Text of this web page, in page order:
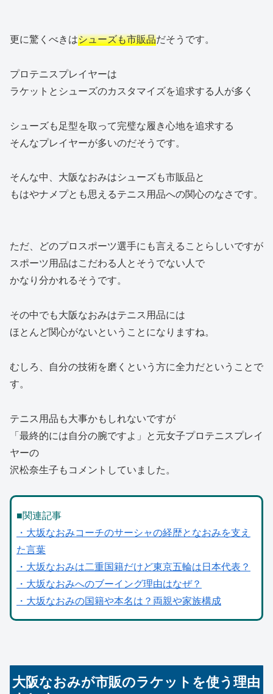
更に驚くべきはシューズも市販品だそうです。
プロテニスプレイヤーは
ラケットとシューズのカスタマイズを追求する人が多く
シューズも足型を取って完璧な履き心地を追求する
そんなプレイヤーが多いのだそうです。
そんな中、大阪なおみはシューズも市販品と
もはやナメプとも思えるテニス用品への関心のなさです。
ただ、どのプロスポーツ選手にも言えることらしいですが
スポーツ用品はこだわる人とそうでない人で
かなり分かれるそうです。
その中でも大阪なおみはテニス用品には
ほとんど関心がないということになりますね。
むしろ、自分の技術を磨くという方に全力だということで
す。
テニス用品も大事かもしれないですが
「最終的には自分の腕ですよ」と元女子プロテニスプレイ
ヤーの
沢松奈生子もコメントしていました。
■関連記事
・大坂なおみコーチのサーシャの経歴となおみを支え
た言葉
・大坂なおみは二重国籍だけど東京五輪は日本代表？
・大坂なおみへのブーイング理由はなぜ？
・大坂なおみの国籍や本名は？両親や家族構成
大阪なおみが市販のラケットを使う理由